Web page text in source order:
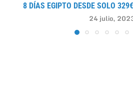
8 DÍAS EGIPTO DESDE SOLO
24 julio,